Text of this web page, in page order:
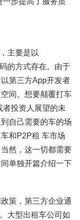
主要是以
的方式存在。由于
第三方App开发者
间。想要颠覆打车
投资人展望的未
自己需要的车的场
和P2P租 车市场
然，这一切都需要
单独开篇介绍一下
策，第三方企业通
大型出租车公司如